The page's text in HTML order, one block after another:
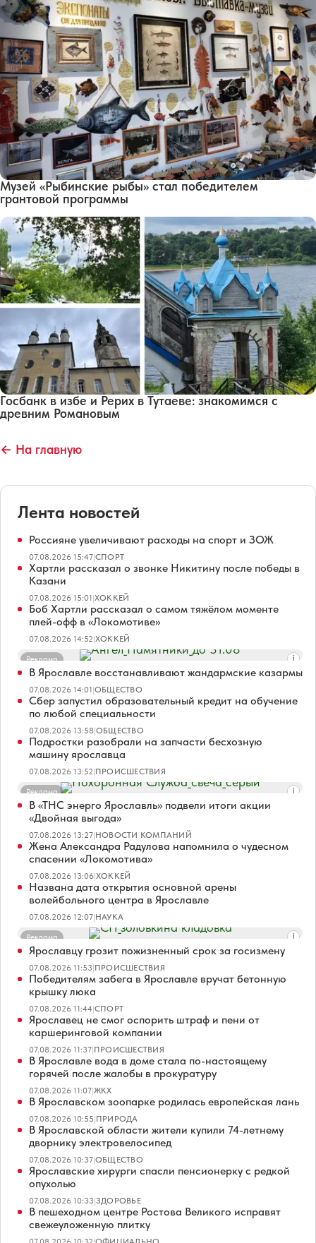
Музей «Рыбинские рыбы» стал победителем
грантовой программы
Госбанк в избе и Рерих в Тутаеве: знакомимся с
древним Романовым
← На главную
Лента новостей
Россияне увеличивают расходы на спорт и ЗОЖ
07.08.2026 15:47|СПОРТ
Хартли рассказал о звонке Никитину после победы в
Казани
07.08.2026 15:01|ХОККЕЙ
Боб Хартли рассказал о самом тяжёлом моменте
плей-офф в «Локомотиве»
07.08.2026 14:52|ХОККЕЙ
Реклама
В Ярославле восстанавливают жандармские казармы
07.08.2026 14:01|ОБЩЕСТВО
Сбер запустил образовательный кредит на обучение
по любой специальности
07.08.2026 13:58|ОБЩЕСТВО
Подростки разобрали на запчасти бесхозную
машину ярославца
07.08.2026 13:52|ПРОИСШЕСТВИЯ
Реклама
В «ТНС энерго Ярославль» подвели итоги акции
«Двойная выгода»
07.08.2026 13:27|НОВОСТИ КОМПАНИЙ
Жена Александра Радулова напомнила о чудесном
спасении «Локомотива»
07.08.2026 13:06|ХОККЕЙ
Названа дата открытия основной арены
волейбольного центра в Ярославле
07.08.2026 12:07|НАУКА
Реклама
Ярославцу грозит пожизненный срок за госизмену
07.08.2026 11:53|ПРОИСШЕСТВИЯ
Победителям забега в Ярославле вручат бетонную
крышку люка
07.08.2026 11:44|СПОРТ
Ярославец не смог оспорить штраф и пени от
каршеринговой компании
07.08.2026 11:37|ПРОИСШЕСТВИЯ
В Ярославле вода в доме стала по-настоящему
горячей после жалобы в прокуратуру
07.08.2026 11:07|ЖКХ
В Ярославском зоопарке родилась европейская лань
07.08.2026 10:55|ПРИРОДА
В Ярославской области жители купили 74-летнему
дворнику электровелосипед
07.08.2026 10:37|ОБЩЕСТВО
Ярославские хирурги спасли пенсионерку с редкой
опухолью
07.08.2026 10:33|ЗДОРОВЬЕ
В пешеходном центре Ростова Великого исправят
свежеуложенную плитку